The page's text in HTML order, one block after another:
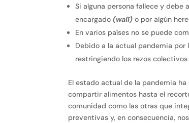
Si alguna persona fallece y debe
encargado(walī) o por algún
En varios países no se puede
Debido a la actual pandemia por
restringiendo los rezos
El estado actual de la pandemia
compartir alimentos hasta el
comunidad como las otras que
preventivas y, en consecuencia,